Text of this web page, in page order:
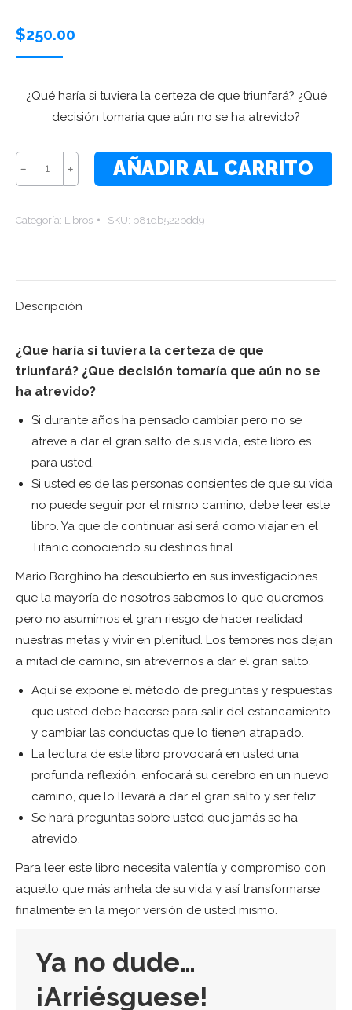
$250.00
¿Qué haría si tuviera la certeza de que triunfará? ¿Qué
decisión tomaría que aún no se ha atrevido?
Gran
de
﹣ ﹢ AÑADIR AL CARRITO
Categoría: Libros SKU: b81db522bdd9
Descripción
¿Que haría si tuviera la certeza de que
triunfará? ¿Que decisión tomaría que aún no se
ha atrevido?
Si durante años ha pensado cambiar pero no se
atreve a dar el gran salto de sus vida, este libro es
para usted.
Si usted es de las personas consientes de que su vida
no puede seguir por el mismo camino, debe leer este
libro. Ya que de continuar así será como viajar en el
Titanic conociendo su destinos final.
Mario Borghino ha descubierto en sus investigaciones
que la mayoría de nosotros sabemos lo que queremos,
pero no asumimos el gran riesgo de hacer realidad
nuestras metas y vivir en plenitud. Los temores nos dejan
a mitad de camino, sin atrevernos a dar el gran salto.
Aquí se expone el método de preguntas y respuestas
que usted debe hacerse para salir del estancamiento
y cambiar las conductas que lo tienen atrapado.
La lectura de este libro provocará en usted una
profunda reflexión, enfocará su cerebro en un nuevo
camino, que lo llevará a dar el gran salto y ser feliz.
Se hará preguntas sobre usted que jamás se ha
atrevido.
Para leer este libro necesita valentía y compromiso con
aquello que más anhela de su vida y así transformarse
finalmente en la mejor versión de usted mismo.
Ya no dude…
¡Arriésguese!